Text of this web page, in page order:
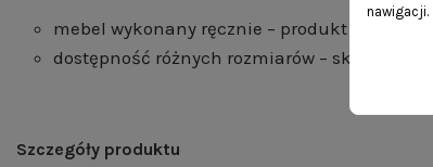
mebel wykonany ręcznie – produkt gotowy do
dostępność różnych rozmiarów – skontaktuj
Szczegóły produktu
nawigacji.